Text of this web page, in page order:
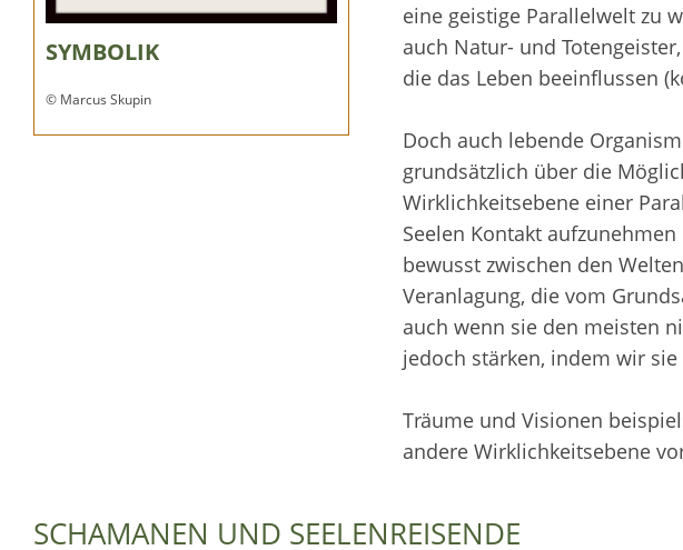
SYMBOLIK
© Marcus Skupin
eine geistige Parallelwelt zu
auch Natur- und Totengeister,
die das Leben beeinflussen
Doch auch lebende
grundsätzlich über die
Wirklichkeitsebene einer
Seelen Kontakt
bewusst zwischen den
Veranlagung, die vom
auch wenn sie den meisten
jedoch stärken, indem wir
Träume und Visionen
andere Wirklichkeitsebene
SCHAMANEN UND SEELENREISENDE